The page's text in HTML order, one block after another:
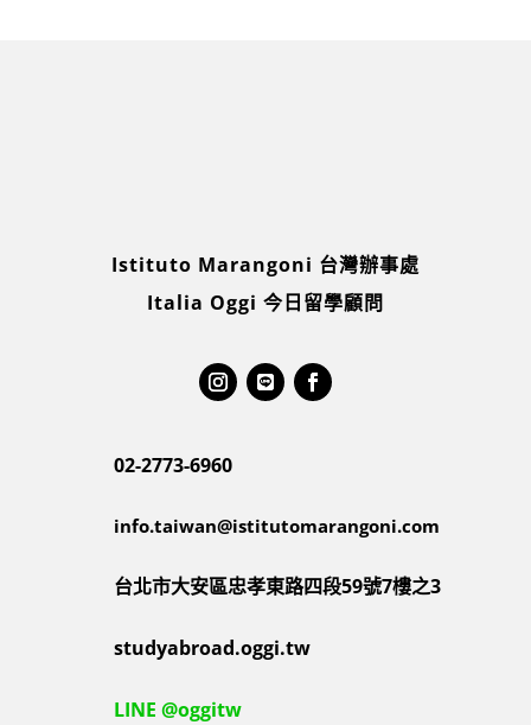
Istituto Marangoni 台灣辦事處
Italia Oggi 今日留學顧問
02-2773-6960
info.taiwan@istitutomarangoni.com
台北市大安區忠孝東路四段59號7樓之3
studyabroad.oggi.tw
LINE @oggitw